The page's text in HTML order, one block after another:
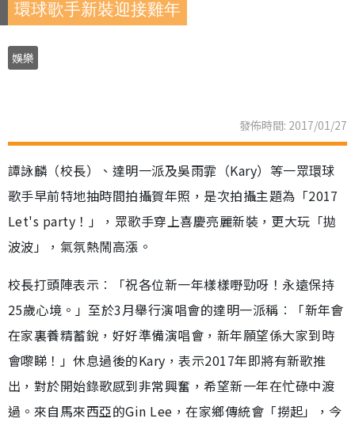
環球歌手新裝迎接雞年
娛樂
發佈時間: 2017/01/27
譚詠麟（校長）、達明一派及吳雨霏（Kary）等一眾環球
歌手早前特地抽時間拍攝賀年照，是次拍攝主題為「2017
Let's party！」，眾歌手穿上喜慶亮麗新裝，更大玩「拋
波波」，氣氛熱鬧高漲。
校長打頭陣表示︰「祝各位新一年樣樣嘢勁呀！永遠保持
25歲心境。」至於3月舉行演唱會的達明一派稱︰「新年會
在家裏養精蓄銳，好好準備演唱會，新年願望係大家到時
會嚟睇！」休息過後的Kary，表示2017年即將有新歌推
出，對於開始錄歌感到非常興奮，希望新一年在忙碌中渡
過。來自馬來西亞的Gin Lee，在家鄉傳統會「撈起」，今